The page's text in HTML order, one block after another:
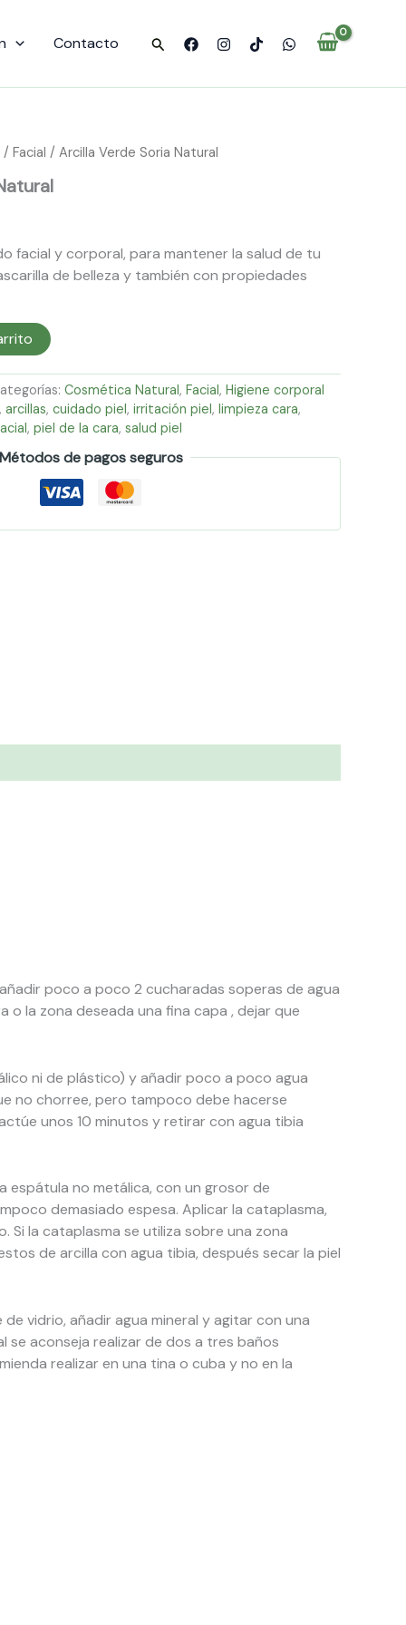
Contacto Buscar
/ Facial / Arcilla Verde Soria Natural
facial y corporal, para mantener la salud de tu
de belleza y también con propiedades
Cosmética Natural, Facial, Higiene corporal
, arcillas, cuidado piel, irritación piel, limpieza cara,
, piel de la cara, salud piel
Métodos de pagos seguros
poco a poco 2 cucharadas soperas de agua
la zona deseada una fina capa , dejar que
ni de plástico) y añadir poco a poco agua
no chorree, pero tampoco debe hacerse
unos 10 minutos y retirar con agua tibia
espátula no metálica, con un grosor de
demasiado espesa. Aplicar la cataplasma,
la cataplasma se utiliza sobre una zona
de arcilla con agua tibia, después secar la piel
vidrio, añadir agua mineral y agitar con una
se aconseja realizar de dos a tres baños
realizar en una tina o cuba y no en la